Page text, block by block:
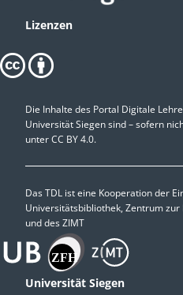
Lizenzen
Die Inhalte des Portal Digitale
Universität Siegen sind – sofern
unterCC BY 4.0.
Das TDL ist eine Kooperation der
Universitätsbibliothek, Zentrum
und des ZIMT
Universität Siegen